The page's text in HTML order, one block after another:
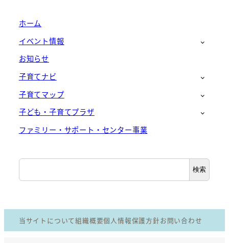
ホーム
イベント情報
お知らせ
子育てナビ
子育てマップ
子ども・子育てプラザ
ファミリー・サポート・センター事業
検
索
検索
当サイトについて組織概要個人情報保護方針お問い合わせ